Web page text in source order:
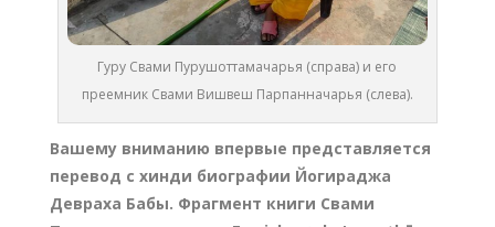
Гуру Свами Пурушоттамачарья (справа) и его
преемник Свами Вишвеш Парпанначарья (слева).
Вашему вниманию впервые представляется
перевод с хинди биографии Йогираджа
Девраха Бабы. Фрагмент книги Свами